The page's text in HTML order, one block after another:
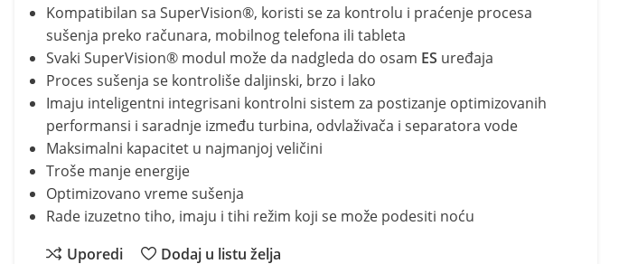
Kompatibilan sa SuperVision®, koristi se za kontrolu i praćenje procesa
sušenja preko računara, mobilnog telefona ili tableta
Svaki SuperVision® modul može da nadgleda do osam ES uređaja
Proces sušenja se kontroliše daljinski, brzo i lako
Imaju inteligentni integrisani kontrolni sistem za postizanje optimizovanih
performansi i saradnje između turbina, odvlaživača i separatora vode
Maksimalni kapacitet u najmanjoj veličini
Troše manje energije
Optimizovano vreme sušenja
Rade izuzetno tiho, imaju i tihi režim koji se može podesiti noću
Uporedi
Dodaj u listu želja